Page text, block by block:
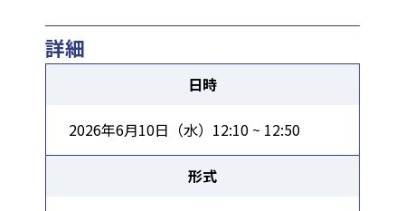
詳細
日時
2026年6月10日（水）12:10 ~ 12:50
形式